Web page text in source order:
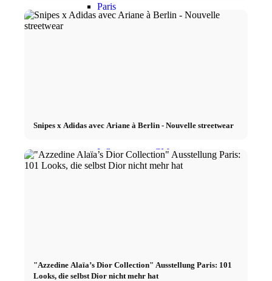
Paris
Influenceurs x CM
Immobilien x Lukinski
Snipes x Adidas avec Ariane à Berlin - Nouvelle streetwear
"Azzedine Alaïa’s Dior Collection" Ausstellung Paris: 101
Looks, die selbst Dior nicht mehr hat